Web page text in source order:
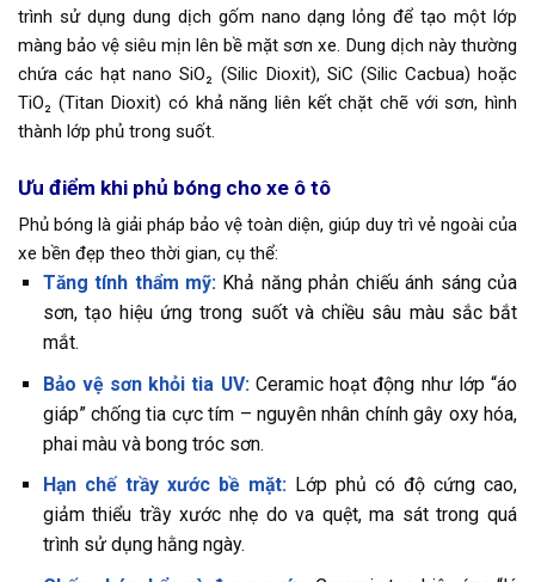
trình sử dụng dung dịch gốm nano dạng lỏng để tạo một lớp
màng bảo vệ siêu mịn lên bề mặt sơn xe. Dung dịch này thường
chứa các hạt nano SiO₂ (Silic Dioxit), SiC (Silic Cacbua) hoặc
TiO₂ (Titan Dioxit) có khả năng liên kết chặt chẽ với sơn, hình
thành lớp phủ trong suốt.
Ưu điểm khi phủ bóng cho xe ô tô
Phủ bóng là giải pháp bảo vệ toàn diện, giúp duy trì vẻ ngoài của
xe bền đẹp theo thời gian, cụ thể:
Tăng tính thẩm mỹ: Khả năng phản chiếu ánh sáng của
sơn, tạo hiệu ứng trong suốt và chiều sâu màu sắc bắt
mắt.
Bảo vệ sơn khỏi tia UV: Ceramic hoạt động như lớp “áo
giáp” chống tia cực tím – nguyên nhân chính gây oxy hóa,
phai màu và bong tróc sơn.
Hạn chế trầy xước bề mặt: Lớp phủ có độ cứng cao,
giảm thiểu trầy xước nhẹ do va quệt, ma sát trong quá
trình sử dụng hằng ngày.